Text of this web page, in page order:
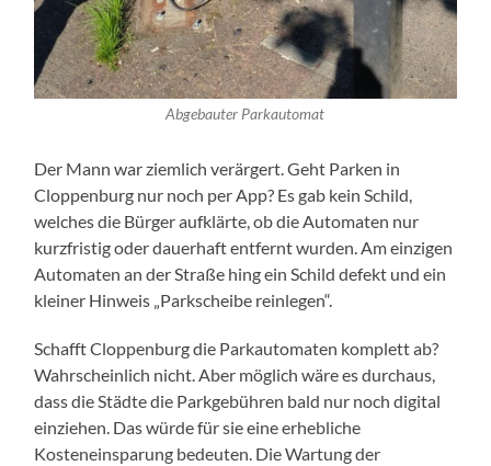
Abgebauter Parkautomat
Der Mann war ziemlich verärgert. Geht Parken in
Cloppenburg nur noch per App? Es gab kein Schild,
welches die Bürger aufklärte, ob die Automaten nur
kurzfristig oder dauerhaft entfernt wurden. Am einzigen
Automaten an der Straße hing ein Schild defekt und ein
kleiner Hinweis „Parkscheibe reinlegen“.
Schafft Cloppenburg die Parkautomaten komplett ab?
Wahrscheinlich nicht. Aber möglich wäre es durchaus,
dass die Städte die Parkgebühren bald nur noch digital
einziehen. Das würde für sie eine erhebliche
Kosteneinsparung bedeuten. Die Wartung der